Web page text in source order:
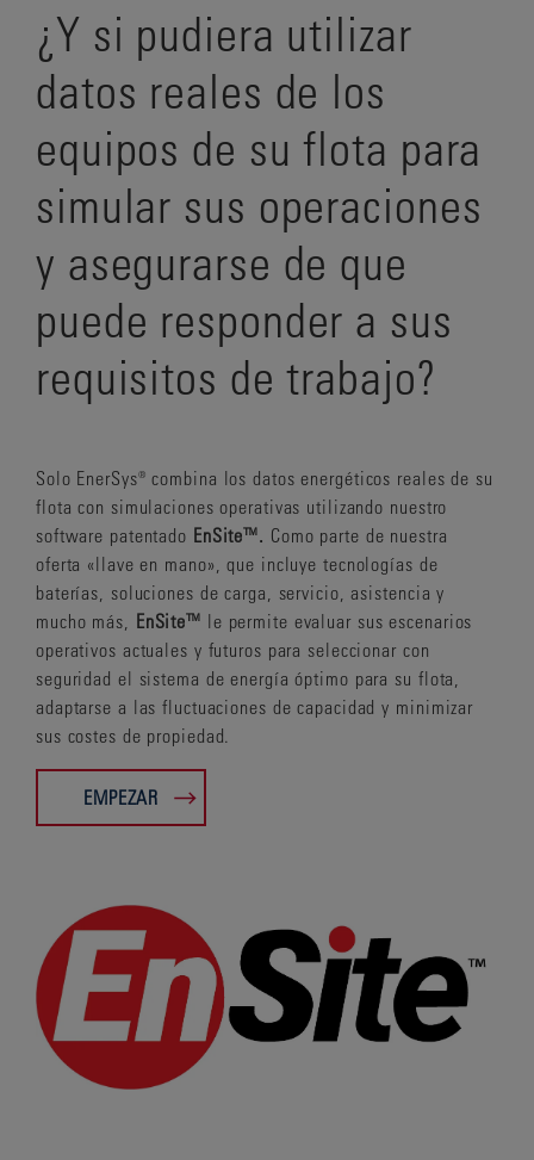
¿Y si pudiera utilizar
datos reales de los
equipos de su flota para
simular sus operaciones
y asegurarse de que
puede responder a sus
requisitos de trabajo?
Solo EnerSys® combina los datos energéticos reales de su
flota con simulaciones operativas utilizando nuestro
software patentado EnSite™.
Como parte de nuestra
oferta «llave en mano», que incluye tecnologías de
baterías, soluciones de carga, servicio, asistencia y
mucho más, EnSite™ le permite evaluar sus escenarios
operativos actuales y futuros para seleccionar con
seguridad el sistema de energía óptimo para su flota,
adaptarse a las fluctuaciones de capacidad y minimizar
sus costes de propiedad.
EMPEZAR